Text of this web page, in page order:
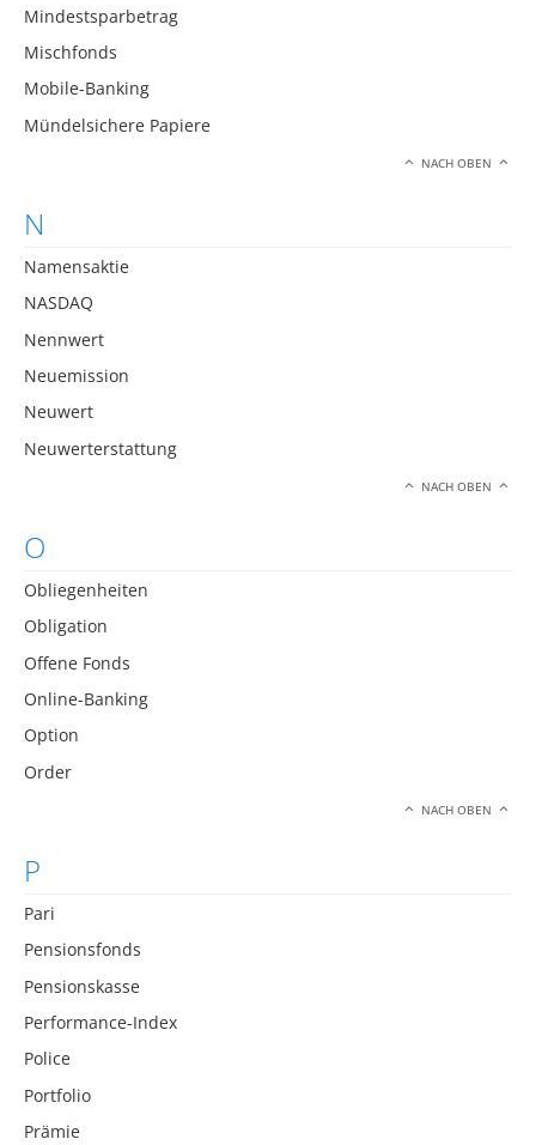
Mindestsparbetrag
Mischfonds
Mobile-Banking
Mündelsichere Papiere
NACH OBEN
N
Namensaktie
NASDAQ
Nennwert
Neuemission
Neuwert
Neuwerterstattung
NACH OBEN
O
Obliegenheiten
Obligation
Offene Fonds
Online-Banking
Option
Order
NACH OBEN
P
Pari
Pensionsfonds
Pensionskasse
Performance-Index
Police
Portfolio
Prämie